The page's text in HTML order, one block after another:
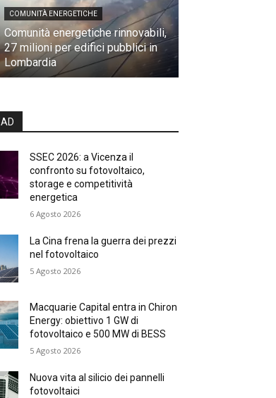
COMUNITÀ ENERGETICHE
Comunità energetiche rinnovabili,
27 milioni per edifici pubblici in
Lombardia
SSEC 2026: a Vicenza il
confronto su fotovoltaico,
storage e competitività
energetica
6 Agosto 2026
La Cina frena la guerra dei prezzi
nel fotovoltaico
5 Agosto 2026
Macquarie Capital entra in Chiron
Energy: obiettivo 1 GW di
fotovoltaico e 500 MW di BESS
5 Agosto 2026
Nuova vita al silicio dei pannelli
fotovoltaici